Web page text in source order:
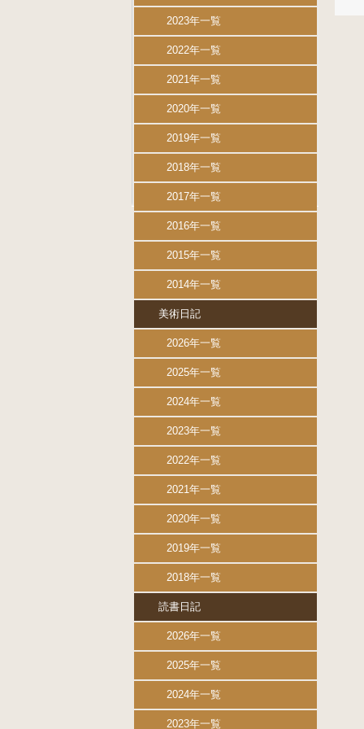
2023年一覧
2022年一覧
2021年一覧
2020年一覧
2019年一覧
2018年一覧
2017年一覧
2016年一覧
2015年一覧
2014年一覧
美術日記
2026年一覧
2025年一覧
2024年一覧
2023年一覧
2022年一覧
2021年一覧
2020年一覧
2019年一覧
2018年一覧
読書日記
2026年一覧
2025年一覧
2024年一覧
2023年一覧